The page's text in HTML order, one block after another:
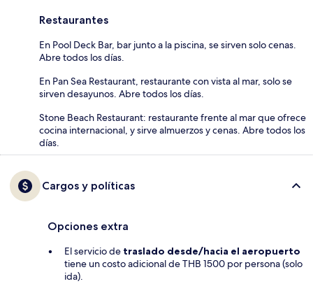
Restaurantes
En Pool Deck Bar, bar junto a la piscina, se sirven solo cenas.
Abre todos los días.
En Pan Sea Restaurant, restaurante con vista al mar, solo se
sirven desayunos. Abre todos los días.
Stone Beach Restaurant: restaurante frente al mar que ofrece
cocina internacional, y sirve almuerzos y cenas. Abre todos los
días.
Cargos y políticas
Opciones extra
El servicio de traslado desde/hacia el aeropuerto
tiene un costo adicional de THB 1500 por persona (solo
ida).